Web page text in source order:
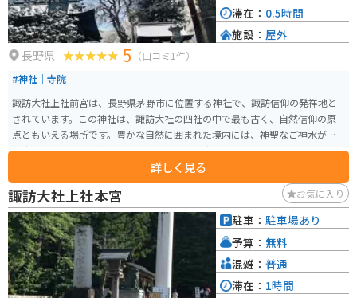
長野県 5 （口コミ1件）
#神社｜寺院
諏訪大社上社前宮は、長野県茅野市に位置する神社で、諏訪信仰の発祥地と
されています。この神社は、諏訪大社の四社の中で最も古く、自然信仰の原
点ともいえる場所です。豊かな自然に囲まれた境内には、神聖なご神水が湧
き出ています。 見どころは、素朴で趣のある社殿や、神聖な雰囲気を感じる
ことができる石段です。現代的な観光要素が少ないため、静かで落ち着いた
参拝を楽しむことができます。また、神社周辺には他の観光スポットやグル
メも豊富で、一日中楽しむことができます。 季節ごとの祭事やイベントも見
逃せません。特に、年に一度の御柱祭は大変有名で、多くの観光客が訪れま
す。自然の中で歴史と伝統を感じることができる諏訪大社上社前宮は、長野
県を訪れる際にぜひ立ち寄りたいスポットです。
詳しく見る
滞在： 0.5時間
施設： 屋外
諏訪大社上社本宮 お気に入り
駐車： 駐車場あり
予算： 無料
混雑： 普通
滞在： 1時間